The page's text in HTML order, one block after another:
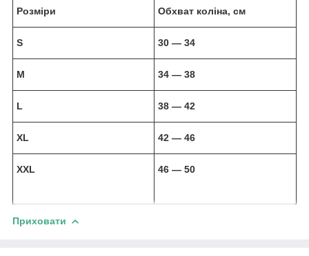
Розміри Обхват коліна, см
S 30 ― 34
M 34 ― 38
L 38 ― 42
XL 42 ― 46
XXL 46 ― 50
Приховати